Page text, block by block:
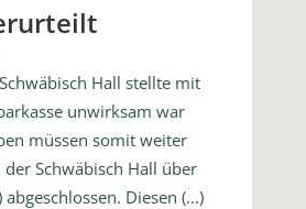
Hall stellte mit
unwirksam war
müssen somit weiter
Schwäbisch Hall über
Diesen (…)